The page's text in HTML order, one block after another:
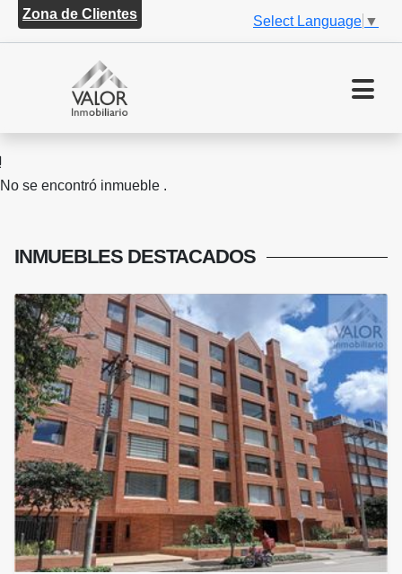
Zona de Clientes Select Language ▼
No se encontró inmueble .
INMUEBLES DESTACADOS